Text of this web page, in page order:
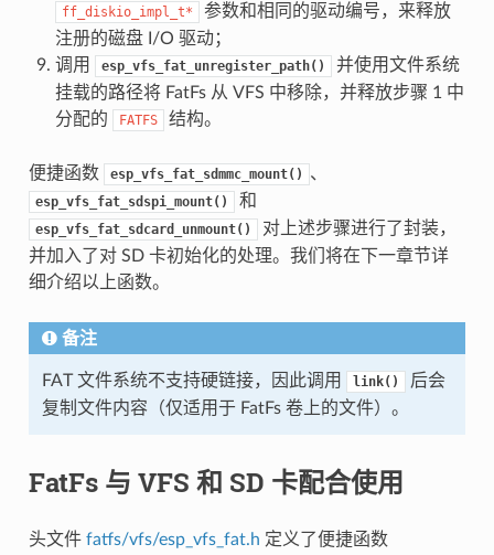
ff_diskio_impl_t*
参数和相同的驱动编号，来释放
注册的磁盘 I/O 驱动；
调用
esp_vfs_fat_unregister_path()
并使用文件系统
挂载的路径将 FatFs 从 VFS 中移除，并释放步骤 1 中
分配的
FATFS 结构。
便捷函数 esp_vfs_fat_sdmmc_mount() 、
esp_vfs_fat_sdspi_mount() 和
esp_vfs_fat_sdcard_unmount()
对上述步骤进行了封装，
并加入了对 SD 卡初始化的处理。我们将在下一章节详
细介绍以上函数。
备注
FAT 文件系统不支持硬链接，因此调用 link()
后会
复制文件内容（仅适用于 FatFs 卷上的文件）。
FatFs 与 VFS 和 SD 卡配合使用
头文件 fatfs/vfs/esp_vfs_fat.h 定义了便捷函数